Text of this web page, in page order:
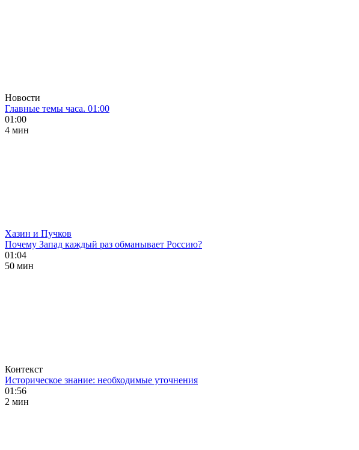
Новости
Главные темы часа. 01:00
01:00
4 мин
Хазин и Пучков
Почему Запад каждый раз обманывает Россию?
01:04
50 мин
Контекст
Историческое знание: необходимые уточнения
01:56
2 мин